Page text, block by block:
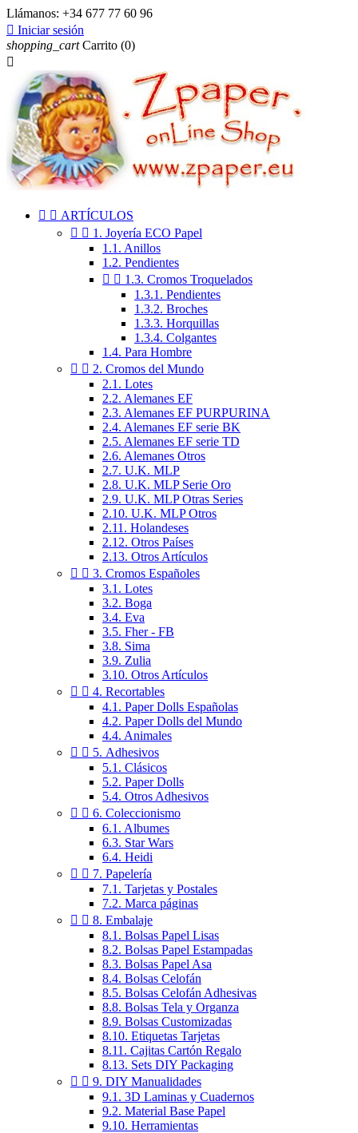
Llámanos: +34 677 77 60 96
 Iniciar sesión
shopping_cart Carrito (0)

  ARTÍCULOS
  1. Joyería ECO Papel
1.1. Anillos
1.2. Pendientes
  1.3. Cromos Troquelados
1.3.1. Pendientes
1.3.2. Broches
1.3.3. Horquillas
1.3.4. Colgantes
1.4. Para Hombre
  2. Cromos del Mundo
2.1. Lotes
2.2. Alemanes EF
2.3. Alemanes EF PURPURINA
2.4. Alemanes EF serie BK
2.5. Alemanes EF serie TD
2.6. Alemanes Otros
2.7. U.K. MLP
2.8. U.K. MLP Serie Oro
2.9. U.K. MLP Otras Series
2.10. U.K. MLP Otros
2.11. Holandeses
2.12. Otros Países
2.13. Otros Artículos
  3. Cromos Españoles
3.1. Lotes
3.2. Boga
3.4. Eva
3.5. Fher - FB
3.8. Sima
3.9. Zulia
3.10. Otros Artículos
  4. Recortables
4.1. Paper Dolls Españolas
4.2. Paper Dolls del Mundo
4.4. Animales
  5. Adhesivos
5.1. Clásicos
5.2. Paper Dolls
5.4. Otros Adhesivos
  6. Coleccionismo
6.1. Albumes
6.3. Star Wars
6.4. Heidi
  7. Papelería
7.1. Tarjetas y Postales
7.2. Marca páginas
  8. Embalaje
8.1. Bolsas Papel Lisas
8.2. Bolsas Papel Estampadas
8.3. Bolsas Papel Asa
8.4. Bolsas Celofán
8.5. Bolsas Celofán Adhesivas
8.8. Bolsas Tela y Organza
8.9. Bolsas Customizadas
8.10. Etiquetas Tarjetas
8.11. Cajitas Cartón Regalo
8.13. Sets DIY Packaging
  9. DIY Manualidades
9.1. 3D Laminas y Cuadernos
9.2. Material Base Papel
9.10. Herramientas